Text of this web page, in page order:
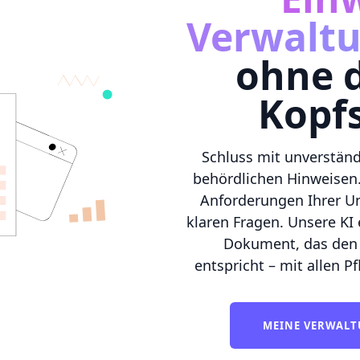
ohne
Schluss mit
behördlichen
Anforderungen Ihrer
klaren Fragen. Unsere
Dokument, das
entspricht – mit allen
MEINE